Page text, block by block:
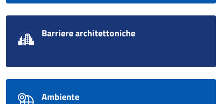
Barriere architettoniche
Ambiente